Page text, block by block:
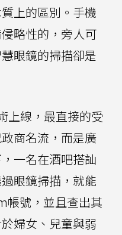
上的區別。手機
略性的，旁人可
眼鏡的掃描卻是
上線，最直接的受
商名流，而是廣
一名在酒吧搭訕
眼鏡掃描，就能
帳號，並且查出其
婦女、兒童與弱